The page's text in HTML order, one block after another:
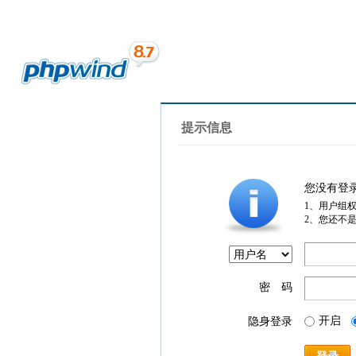
提示信息
您没有登
1、用户组
2、您还不
密 码
隐身登录 开启